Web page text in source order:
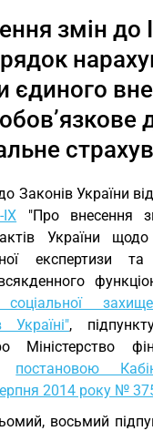
змін до
єдиного
Законів України
"Про внесення
України
експертизи
Україні",
Міністерство
постановою
2014 року №
восьмий